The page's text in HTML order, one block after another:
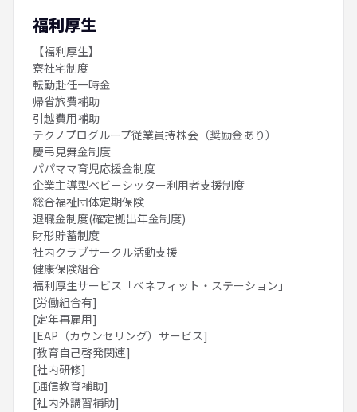
福利厚生
【福利厚生】
寮社宅制度
転勤赴任一時金
帰省旅費補助
引越費用補助
テクノプログループ従業員持株会（奨励金あり）
慶弔見舞金制度
パパママ育児応援金制度
企業主導型ベビーシッター利用者支援制度
総合福祉団体定期保険
退職金制度(確定拠出年金制度)
財形貯蓄制度
社内クラブサークル活動支援
健康保険組合
福利厚生サービス「ベネフィット・ステーション」
[労働組合有]
[定年再雇用]
[EAP（カウンセリング）サービス]
[教育自己啓発関連]
[社内研修]
[通信教育補助]
[社内外講習補助]